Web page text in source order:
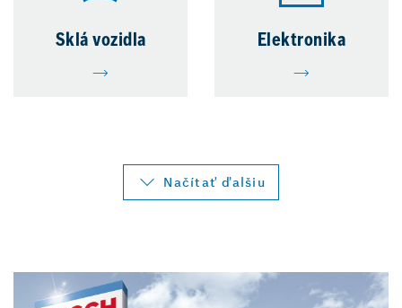
Sklá vozidla Elektronika
Načítať ďalšiu